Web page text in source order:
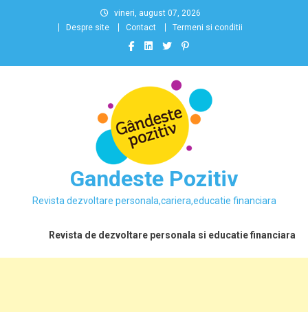
vineri, august 07, 2026
Despre site
Contact Termeni si conditii
Gandeste Pozitiv
Revista dezvoltare personala,cariera,educatie financiara
Revista de dezvoltare personala si educatie financiara